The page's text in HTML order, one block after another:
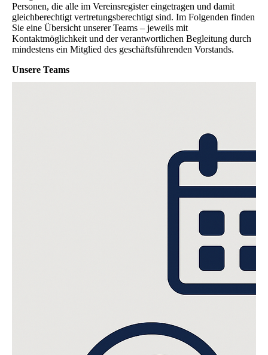
Personen, die alle im Vereinsregister eingetragen und damit
gleichberechtigt vertretungsberechtigt sind. Im Folgenden finden
Sie eine Übersicht unserer Teams – jeweils mit
Kontaktmöglichkeit und der verantwortlichen Begleitung durch
mindestens ein Mitglied des geschäftsführenden Vorstands.
Unsere Teams